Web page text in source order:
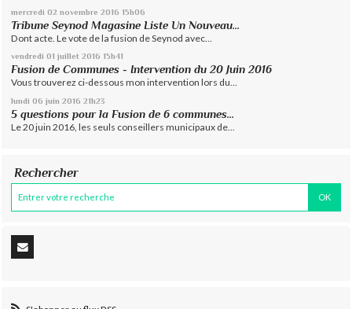
mercredi 02 novembre 2016 15h06
Tribune Seynod Magasine Liste Un Nouveau...
Dont acte. Le vote de la fusion de Seynod avec...
vendredi 01 juillet 2016 15h41
Fusion de Communes - Intervention du 20 Juin 2016
Vous trouverez ci-dessous mon intervention lors du...
lundi 06 juin 2016 21h23
5 questions pour la Fusion de 6 communes…
Le 20 juin 2016, les seuls conseillers municipaux de...
Rechercher